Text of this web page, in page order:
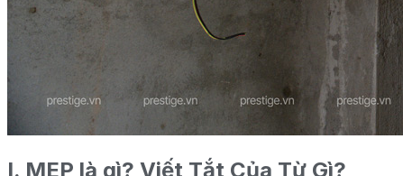
I. MEP là gì? Viết Tắt Của Từ Gì?